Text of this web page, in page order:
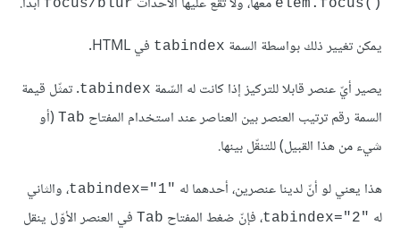
elem.focus()‎
focus/blur
يمكن تغيير ذلك بواسطة السمة tabindex في HTML.
يصير أيّ عنصر قابلا للتركيز إذا كانت له السّمة tabindex. تمثّل قيمة
السمة رقم ترتيب العنصر بين العناصر عند استخدام المفتاح Tab (أو
شيء من هذا القبيل) للتنقّل بينها.
هذا يعني لو أنّ لدينا عنصرين، أحدهما له tabindex="1"‎، والثاني
له tabindex="2"‎، فإنّ ضغط المفتاح Tab في العنصر الأوّل ينقل